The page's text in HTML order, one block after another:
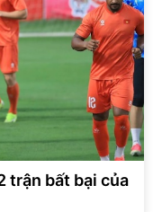
trận bất bại của